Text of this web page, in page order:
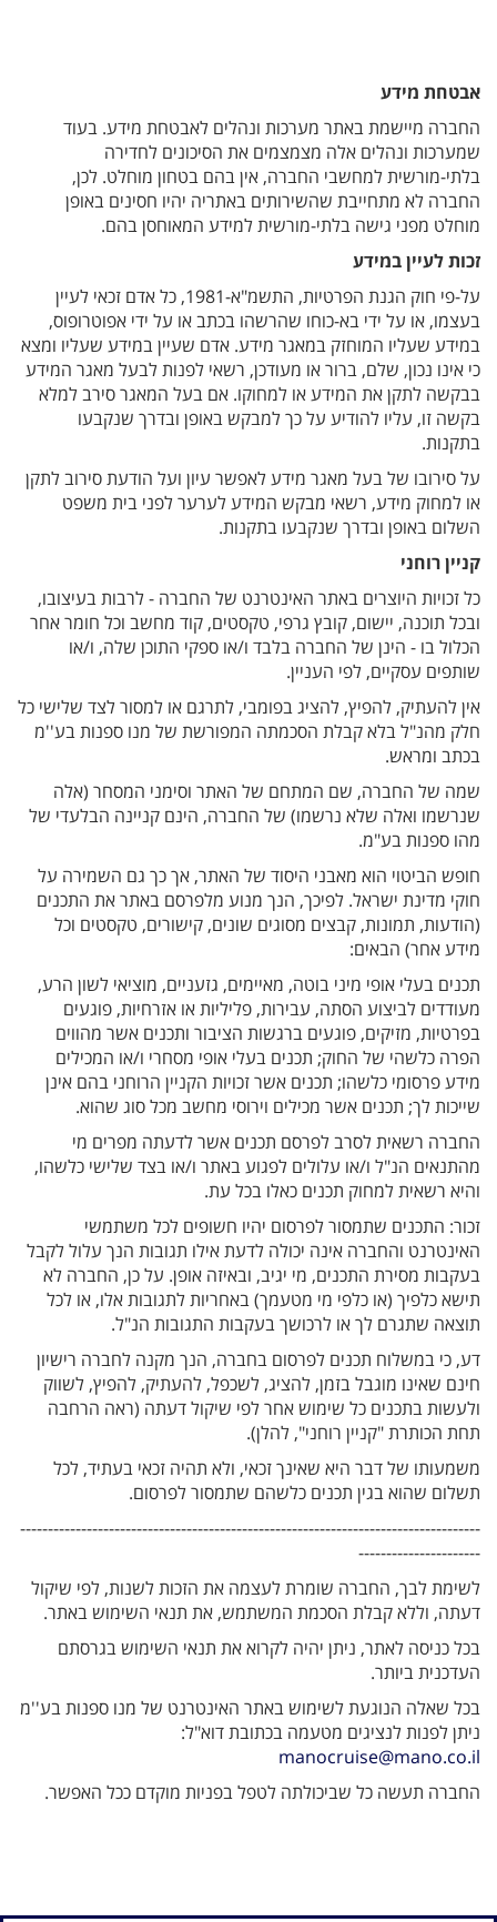
אבטחת מידע
החברה מיישמת באתר מערכות ונהלים לאבטחת מידע. בעוד
שמערכות ונהלים אלה מצמצמים את הסיכונים לחדירה
בלתי-מורשית למחשבי החברה, אין בהם בטחון מוחלט. לכן,
החברה לא מתחייבת שהשירותים באתריה יהיו חסינים באופן
מוחלט מפני גישה בלתי-מורשית למידע המאוחסן בהם.
זכות לעיין במידע
על-פי חוק הגנת הפרטיות, התשמ"א-1981, כל אדם זכאי לעיין
בעצמו, או על ידי בא-כוחו שהרשהו בכתב או על ידי אפוטרופוס,
במידע שעליו המוחזק במאגר מידע. אדם שעיין במידע שעליו ומצא
כי אינו נכון, שלם, ברור או מעודכן, רשאי לפנות לבעל מאגר המידע
בבקשה לתקן את המידע או למחוקו. אם בעל המאגר סירב למלא
בקשה זו, עליו להודיע על כך למבקש באופן ובדרך שנקבעו
בתקנות.
על סירובו של בעל מאגר מידע לאפשר עיון ועל הודעת סירוב לתקן
או למחוק מידע, רשאי מבקש המידע לערער לפני בית משפט
השלום באופן ובדרך שנקבעו בתקנות.
קניין רוחני
כל זכויות היוצרים באתר האינטרנט של החברה - לרבות בעיצובו,
ובכל תוכנה, יישום, קובץ גרפי, טקסטים, קוד מחשב וכל חומר אחר
הכלול בו - הינן של החברה בלבד ו/או ספקי התוכן שלה, ו/או
שותפים עסקיים, לפי העניין.
אין להעתיק, להפיץ, להציג בפומבי, לתרגם או למסור לצד שלישי כל
חלק מהנ"ל בלא קבלת הסכמתה המפורשת של מנו ספנות בע''מ
בכתב ומראש.
שמה של החברה, שם המתחם של האתר וסימני המסחר (אלה
שנרשמו ואלה שלא נרשמו) של החברה, הינם קניינה הבלעדי של
מהו ספנות בע"מ.
חופש הביטוי הוא מאבני היסוד של האתר, אך כך גם השמירה על
חוקי מדינת ישראל. לפיכך, הנך מנוע מלפרסם באתר את התכנים
(הודעות, תמונות, קבצים מסוגים שונים, קישורים, טקסטים וכל
מידע אחר) הבאים:
תכנים בעלי אופי מיני בוטה, מאיימים, גזעניים, מוציאי לשון הרע,
מעודדים לביצוע הסתה, עבירות, פליליות או אזרחיות, פוגעים
בפרטיות, מזיקים, פוגעים ברגשות הציבור ותכנים אשר מהווים
הפרה כלשהי של החוק; תכנים בעלי אופי מסחרי ו/או המכילים
מידע פרסומי כלשהו; תכנים אשר זכויות הקניין הרוחני בהם אינן
שייכות לך; תכנים אשר מכילים וירוסי מחשב מכל סוג שהוא.
החברה רשאית לסרב לפרסם תכנים אשר לדעתה מפרים מי
מהתנאים הנ"ל ו/או עלולים לפגוע באתר ו/או בצד שלישי כלשהו,
והיא רשאית למחוק תכנים כאלו בכל עת.
זכור: התכנים שתמסור לפרסום יהיו חשופים לכל משתמשי
האינטרנט והחברה אינה יכולה לדעת אילו תגובות הנך עלול לקבל
בעקבות מסירת התכנים, מי יגיב, ובאיזה אופן. על כן, החברה לא
תישא כלפיך (או כלפי מי מטעמך) באחריות לתגובות אלו, או לכל
תוצאה שתגרם לך או לרכושך בעקבות התגובות הנ"ל.
דע, כי במשלוח תכנים לפרסום בחברה, הנך מקנה לחברה רישיון
חינם שאינו מוגבל בזמן, להציג, לשכפל, להעתיק, להפיץ, לשווק
ולעשות בתכנים כל שימוש אחר לפי שיקול דעתה (ראה הרחבה
תחת הכותרת "קניין רוחני", להלן).
משמעותו של דבר היא שאינך זכאי, ולא תהיה זכאי בעתיד, לכל
תשלום שהוא בגין תכנים כלשהם שתמסור לפרסום.
-----------------------------------------------------------------------------------
----------------------
לשימת לבך, החברה שומרת לעצמה את הזכות לשנות, לפי שיקול
דעתה, וללא קבלת הסכמת המשתמש, את תנאי השימוש באתר.
בכל כניסה לאתר, ניתן יהיה לקרוא את תנאי השימוש בגרסתם
העדכנית ביותר.
בכל שאלה הנוגעת לשימוש באתר האינטרנט של מנו ספנות בע''מ
ניתן לפנות לנציגים מטעמה בכתובת דוא"ל:
manocruise@mano.co.il
החברה תעשה כל שביכולתה לטפל בפניות מוקדם ככל האפשר.